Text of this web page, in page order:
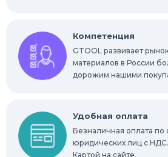
Компетенция
GTOOL развивает
материалов в России
дорожим нашими
Удобная оплата
Безналичная оплата по
юридических лиц с НДС.
Картой на сайте.